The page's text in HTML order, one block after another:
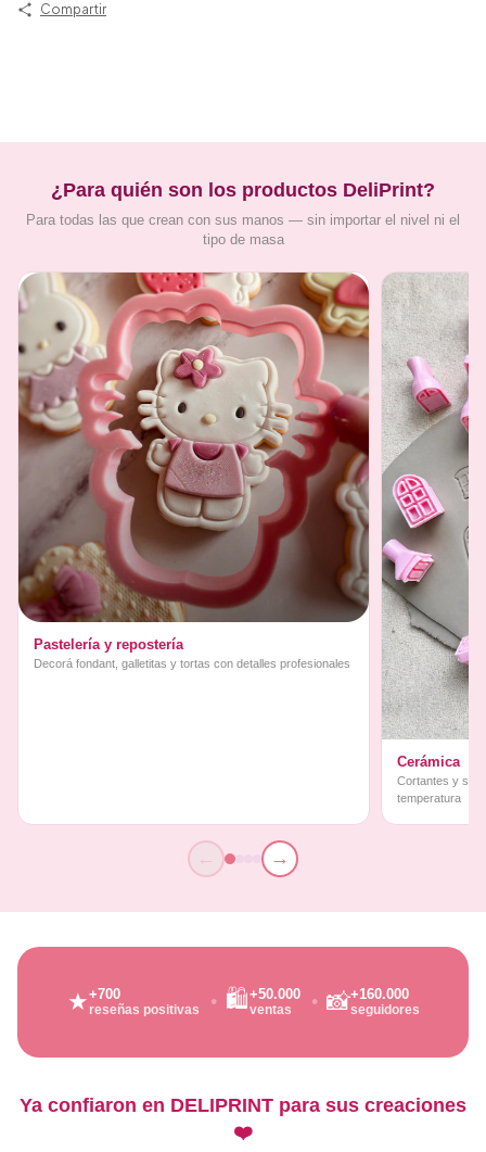
Compartir
¿Para quién son los productos DeliPrint?
Para todas las que crean con sus manos — sin importar el nivel ni el
tipo de masa
Pastelería y repostería
Decorá fondant, galletitas y tortas con detalles profesionales
Cerámica
Cortantes y
temperatura
← →
★+700
reseñas positivas 🛍️+50.000
ventas 📸+160.000
seguidores
Ya confiaron en DELIPRINT para sus creaciones
❤️